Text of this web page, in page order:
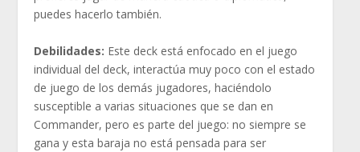
puedes hacerlo también.
Debilidades: Este deck está enfocado en el juego
individual del deck, interactúa muy poco con el estado
de juego de los demás jugadores, haciéndolo
susceptible a varias situaciones que se dan en
Commander, pero es parte del juego: no siempre se
gana y esta baraja no está pensada para ser